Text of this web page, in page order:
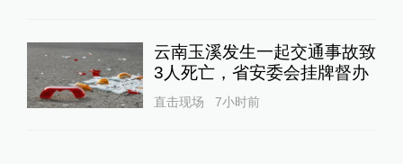
云南玉溪发生一起交通事故致
3人死亡，省安委会挂牌督办
直击现场 7小时前